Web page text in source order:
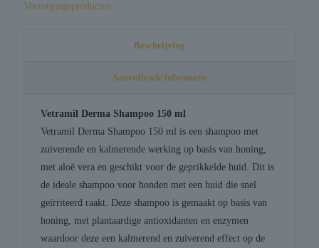
Verzorgingsproducten
Beschrijving
Aanvullende informatie
Vetramil Derma Shampoo 150 ml
Vetramil Derma Shampoo 150 ml is een shampoo met
zuiverende en kalmerende werking op basis van honing,
met aloë vera en geschikt voor de geprikkelde huid. Dit is
de ideale shampoo voor honden met een huid die snel
geïrriteerd raakt. Deze shampoo is gemaakt op basis van
honing, met plantaardige antioxidanten en enzymen
waardoor deze een kalmerend en zuiverend effect op de